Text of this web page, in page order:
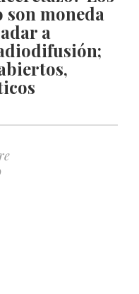
moneda
a